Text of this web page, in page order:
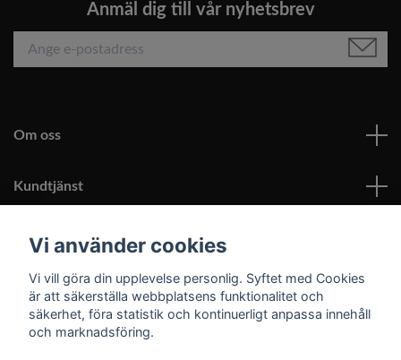
Anmäl dig till vår nyhetsbrev
Om oss
Kundtjänst
Läs mer
Sociala medier
Vi använder cookies
Vi vill göra din upplevelse personlig. Syftet med Cookies
är att säkerställa webbplatsens funktionalitet och
säkerhet, föra statistik och kontinuerligt anpassa innehåll
och marknadsföring.